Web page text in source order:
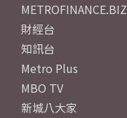
METROFINANCE.BIZ
財經台
知訊台
Metro Plus
MBO TV
新城八大家